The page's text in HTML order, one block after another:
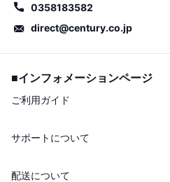
0358183582
direct@century.co.jp
■インフォメーションページ
ご利用ガイド
サポートについて
配送について